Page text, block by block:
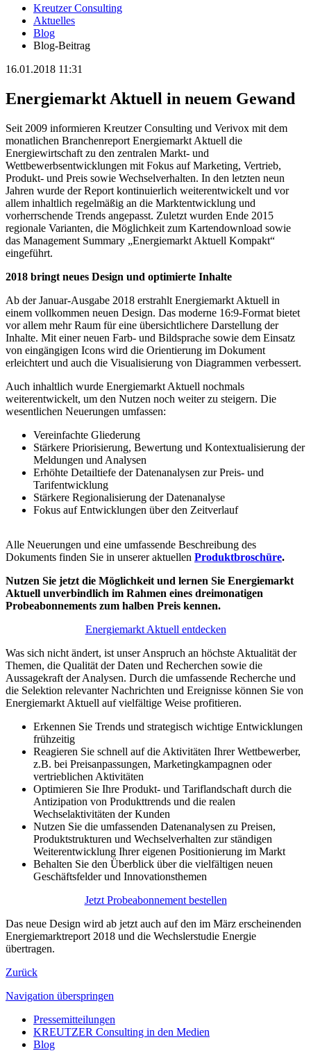
Kreutzer Consulting
Aktuelles
Blog
Blog-Beitrag
16.01.2018 11:31
Energiemarkt Aktuell in neuem Gewand
Seit 2009 informieren Kreutzer Consulting und Verivox mit dem
monatlichen Branchenreport Energiemarkt Aktuell die
Energiewirtschaft zu den zentralen Markt- und
Wettbewerbsentwicklungen mit Fokus auf Marketing, Vertrieb,
Produkt- und Preis sowie Wechselverhalten. In den letzten neun
Jahren wurde der Report kontinuierlich weiterentwickelt und vor
allem inhaltlich regelmäßig an die Marktentwicklung und
vorherrschende Trends angepasst. Zuletzt wurden Ende 2015
regionale Varianten, die Möglichkeit zum Kartendownload sowie
das Management Summary „Energiemarkt Aktuell Kompakt“
eingeführt.
2018 bringt neues Design und optimierte Inhalte
Ab der Januar-Ausgabe 2018 erstrahlt Energiemarkt Aktuell in
einem vollkommen neuen Design. Das moderne 16:9-Format bietet
vor allem mehr Raum für eine übersichtlichere Darstellung der
Inhalte. Mit einer neuen Farb- und Bildsprache sowie dem Einsatz
von eingängigen Icons wird die Orientierung im Dokument
erleichtert und auch die Visualisierung von Diagrammen verbessert.
Auch inhaltlich wurde Energiemarkt Aktuell nochmals
weiterentwickelt, um den Nutzen noch weiter zu steigern. Die
wesentlichen Neuerungen umfassen:
Vereinfachte Gliederung
Stärkere Priorisierung, Bewertung und Kontextualisierung der
Meldungen und Analysen
Erhöhte Detailtiefe der Datenanalysen zur Preis- und
Tarifentwicklung
Stärkere Regionalisierung der Datenanalyse
Fokus auf Entwicklungen über den Zeitverlauf
Alle Neuerungen und eine umfassende Beschreibung des
Dokuments finden Sie in unserer aktuellen Produktbroschüre.
Nutzen Sie jetzt die Möglichkeit und lernen Sie Energiemarkt
Aktuell unverbindlich im Rahmen eines dreimonatigen
Probeabonnements zum halben Preis kennen.
Energiemarkt Aktuell entdecken
Was sich nicht ändert, ist unser Anspruch an höchste Aktualität der
Themen, die Qualität der Daten und Recherchen sowie die
Aussagekraft der Analysen. Durch die umfassende Recherche und
die Selektion relevanter Nachrichten und Ereignisse können Sie von
Energiemarkt Aktuell auf vielfältige Weise profitieren.
Erkennen Sie Trends und strategisch wichtige Entwicklungen
frühzeitig
Reagieren Sie schnell auf die Aktivitäten Ihrer Wettbewerber,
z.B. bei Preisanpassungen, Marketingkampagnen oder
vertrieblichen Aktivitäten
Optimieren Sie Ihre Produkt- und Tariflandschaft durch die
Antizipation von Produkttrends und die realen
Wechselaktivitäten der Kunden
Nutzen Sie die umfassenden Datenanalysen zu Preisen,
Produktstrukturen und Wechselverhalten zur ständigen
Weiterentwicklung Ihrer eigenen Positionierung im Markt
Behalten Sie den Überblick über die vielfältigen neuen
Geschäftsfelder und Innovationsthemen
Jetzt Probeabonnement bestellen
Das neue Design wird ab jetzt auch auf den im März erscheinenden
Energiemarktreport 2018 und die Wechslerstudie Energie
übertragen.
Zurück
Navigation überspringen
Pressemitteilungen
KREUTZER Consulting in den Medien
Blog